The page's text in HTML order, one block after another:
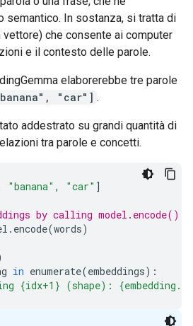
semantico. In sostanza, si tratta di
vettore) che consente ai computer
e il contesto delle parole.
elaborerebbe tre parole
"car"] .
addestrato su grandi quantità di
tra parole e concetti.
"banana" , "car" ]
by calling model.encode()
. encode(words)
in enumerate(embeddings):
{idx+1} (shape):